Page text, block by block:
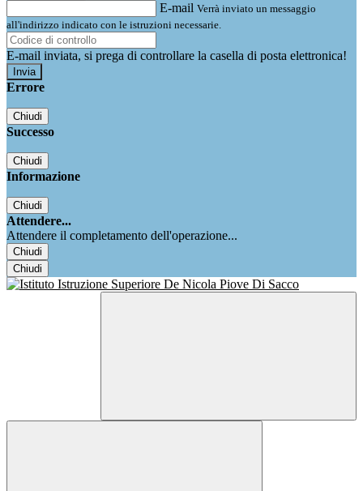
E-mail Verrà inviato un messaggio
all'indirizzo indicato con le istruzioni necessarie.
E-mail inviata, si prega di controllare la casella di posta elettronica!
Errore
Chiudi
Successo
Chiudi
Informazione
Chiudi
Attendere...
Attendere il completamento dell'operazione...
Chiudi
Chiudi